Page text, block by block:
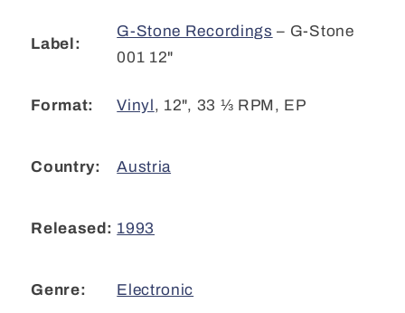
Label:
G-Stone Recordings – G-Stone
001 12"
Format: Vinyl, 12", 33 ⅓ RPM, EP
Country: Austria
Released: 1993
Genre: Electronic